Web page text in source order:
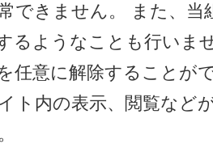
できません。 また、当
るようなことも行いま
任意に解除することが
ト内の表示、閲覧など